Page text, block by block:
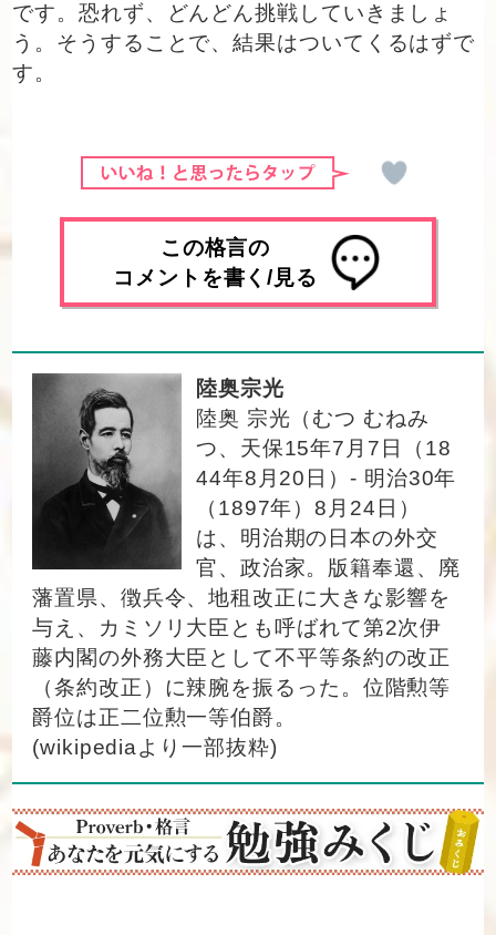
です。恐れず、どんどん挑戦していきましょ
う。そうすることで、結果はついてくるはずで
す。
この格言の
コメントを書く/見る
陸奥宗光
陸奥 宗光（むつ むねみ
つ、天保15年7月7日（18
44年8月20日）- 明治30年
（1897年）8月24日）
は、明治期の日本の外交
官、政治家。版籍奉還、廃
藩置県、徴兵令、地租改正に大きな影響を
与え、カミソリ大臣とも呼ばれて第2次伊
藤内閣の外務大臣として不平等条約の改正
（条約改正）に辣腕を振るった。位階勲等
爵位は正二位勲一等伯爵。
(wikipediaより一部抜粋)